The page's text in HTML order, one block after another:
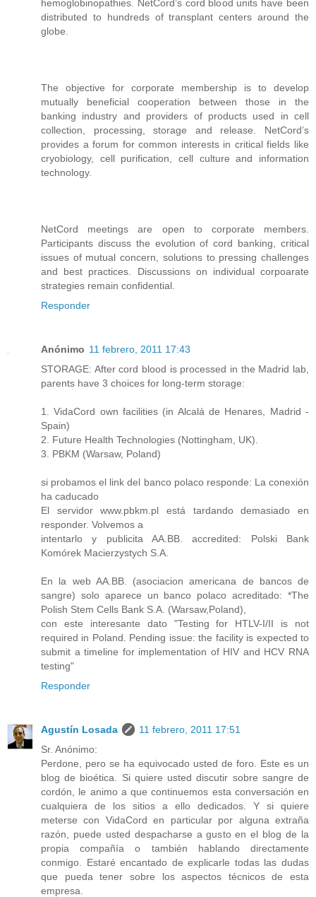
hemoglobinopathies. NetCord’s cord blood units have been
distributed to hundreds of transplant centers around the
globe.
The objective for corporate membership is to develop
mutually beneficial cooperation between those in the
banking industry and providers of products used in cell
collection, processing, storage and release. NetCord’s
provides a forum for common interests in critical fields like
cryobiology, cell purification, cell culture and information
technology.
NetCord meetings are open to corporate members.
Participants discuss the evolution of cord banking, critical
issues of mutual concern, solutions to pressing challenges
and best practices. Discussions on individual corpoarate
strategies remain confidential.
Responder
Anónimo 11 febrero, 2011 17:43
STORAGE: After cord blood is processed in the Madrid lab,
parents have 3 choices for long-term storage:
1. VidaCord own facilities (in Alcalá de Henares, Madrid -
Spain)
2. Future Health Technologies (Nottingham, UK).
3. PBKM (Warsaw, Poland)
si probamos el link del banco polaco responde: La conexión
ha caducado
El servidor www.pbkm.pl está tardando demasiado en
responder. Volvemos a
intentarlo y publicita AA.BB. accredited: Polski Bank
Komórek Macierzystych S.A.
En la web AA.BB. (asociacion americana de bancos de
sangre) solo aparece un banco polaco acreditado: *The
Polish Stem Cells Bank S.A. (Warsaw,Poland),
con este interesante dato "Testing for HTLV-I/II is not
required in Poland. Pending issue: the facility is expected to
submit a timeline for implementation of HIV and HCV RNA
testing"
Responder
Agustín Losada
11 febrero, 2011 17:51
Sr. Anónimo:
Perdone, pero se ha equivocado usted de foro. Este es un
blog de bioética. Si quiere usted discutir sobre sangre de
cordón, le animo a que continuemos esta conversación en
cualquiera de los sitios a ello dedicados. Y si quiere
meterse con VidaCord en particular por alguna extraña
razón, puede usted despacharse a gusto en el blog de la
propia compañía o también hablando directamente
conmigo. Estaré encantado de explicarle todas las dudas
que pueda tener sobre los aspectos técnicos de esta
empresa.